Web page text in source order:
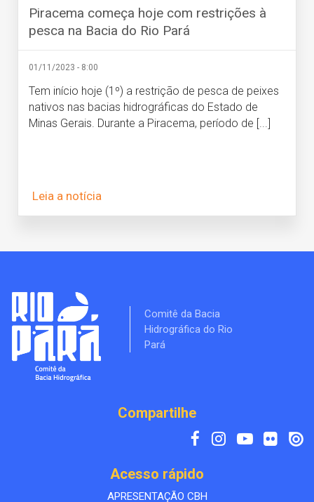
Piracema começa hoje com restrições à
pesca na Bacia do Rio Pará
01/11/2023 - 8:00
Tem início hoje (1º) a restrição de pesca de peixes
nativos nas bacias hidrográficas do Estado de
Minas Gerais. Durante a Piracema, período de [...]
Leia a notícia
Comitê da Bacia
Hidrográfica do Rio
Pará
Compartilhe
Acesso rápido
APRESENTAÇÃO CBH